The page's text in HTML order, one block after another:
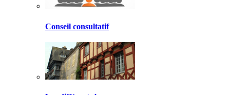
Conseil consultatif